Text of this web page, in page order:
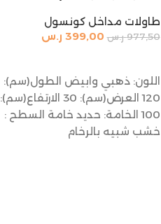
طاولات مداخل كونسول
977,50 ر.س 399,00 ر.س
اللون: ذهبي وابيض الطول(سم):
120 العرض(سم): 30 الارتفاع(سم):
100 الخامة: حديد خامة السطح :
خشب شبيه بالرخام